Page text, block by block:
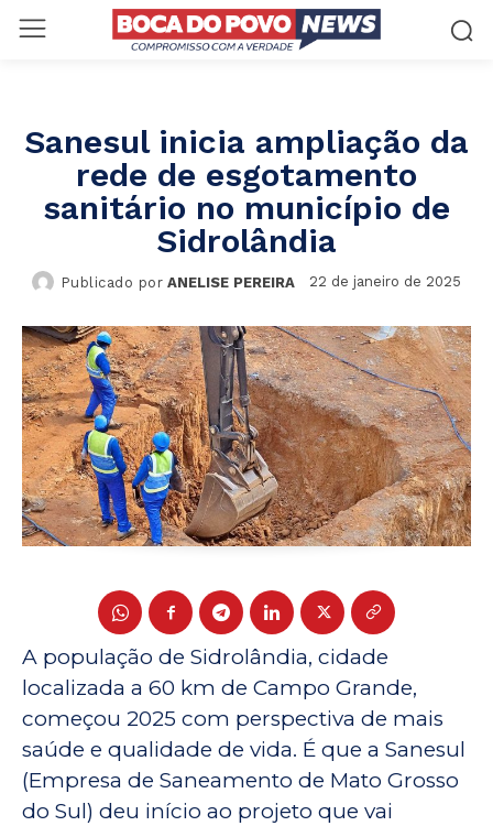
Sanesul inicia ampliação da
rede de esgotamento
sanitário no município de
Sidrolândia
Publicado por ANELISE PEREIRA 22 de janeiro de 2025
A população de Sidrolândia, cidade
localizada a 60 km de Campo Grande,
começou 2025 com perspectiva de mais
saúde e qualidade de vida. É que a Sanesul
(Empresa de Saneamento de Mato Grosso
do Sul) deu início ao projeto que vai